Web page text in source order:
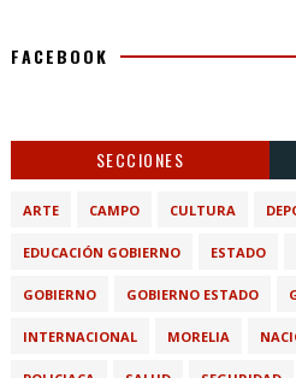
FACEBOOK
SECCIONES
ARTE CAMPO CULTURA
EDUCACIÓN GOBIERNO ESTADO
GOBIERNO GOBIERNO ESTADO
INTERNACIONAL MORELIA